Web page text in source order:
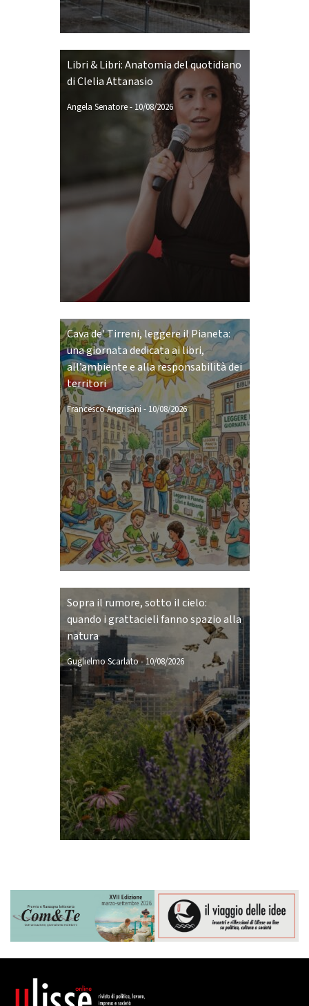
Libri & Libri: Anatomia del quotidiano
di Clelia Attanasio
Angela Senatore- 10/08/2026
Cava de' Tirreni, leggere il Pianeta:
una giornata dedicata ai libri,
all’ambiente e alla responsabilità dei
territori
Francesco Angrisani - 10/08/2026
Sopra il rumore, sotto il cielo:
quando i grattacieli fanno spazio alla
natura
Guglielmo Scarlato-10/08/2026